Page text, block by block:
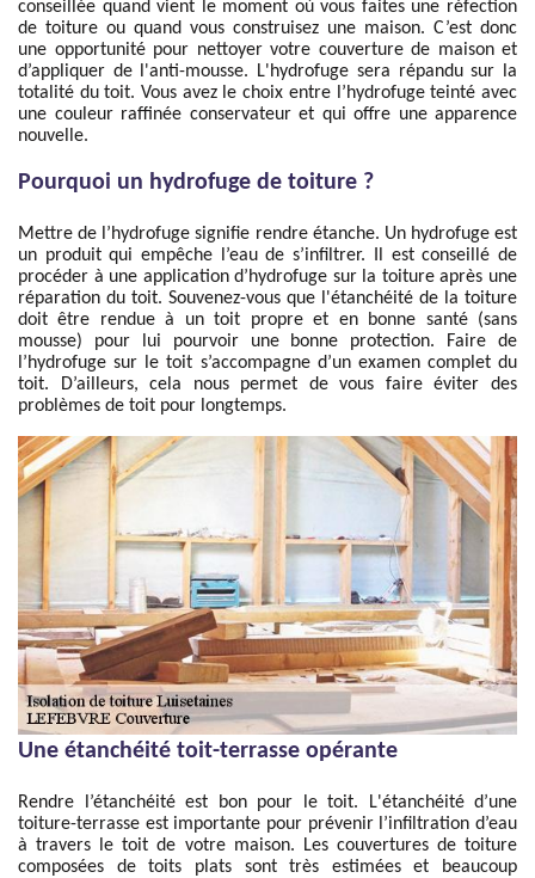
conseillée quand vient le moment où vous faites une réfection
de toiture ou quand vous construisez une maison. C’est donc
une opportunité pour nettoyer votre couverture de maison et
d’appliquer de l'anti-mousse. L'hydrofuge sera répandu sur la
totalité du toit. Vous avez le choix entre l’hydrofuge teinté avec
une couleur raffinée conservateur et qui offre une apparence
nouvelle.
Pourquoi un hydrofuge de toiture ?
Mettre de l’hydrofuge signifie rendre étanche. Un hydrofuge est
un produit qui empêche l’eau de s’infiltrer. Il est conseillé de
procéder à une application d’hydrofuge sur la toiture après une
réparation du toit. Souvenez-vous que l'étanchéité de la toiture
doit être rendue à un toit propre et en bonne santé (sans
mousse) pour lui pourvoir une bonne protection. Faire de
l’hydrofuge sur le toit s’accompagne d’un examen complet du
toit. D’ailleurs, cela nous permet de vous faire éviter des
problèmes de toit pour longtemps.
Une étanchéité toit-terrasse opérante
Rendre l’étanchéité est bon pour le toit. L'étanchéité d’une
toiture-terrasse est importante pour prévenir l’infiltration d’eau
à travers le toit de votre maison. Les couvertures de toiture
composées de toits plats sont très estimées et beaucoup